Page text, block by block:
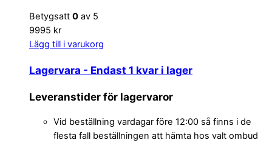
Betygsatt 0 av 5
9995 kr
Lägg till i varukorg
Lagervara - Endast 1 kvar i lager
Leveranstider för lagervaror
Vid beställning vardagar före 12:00 så finns i de
flesta fall beställningen att hämta hos valt ombud